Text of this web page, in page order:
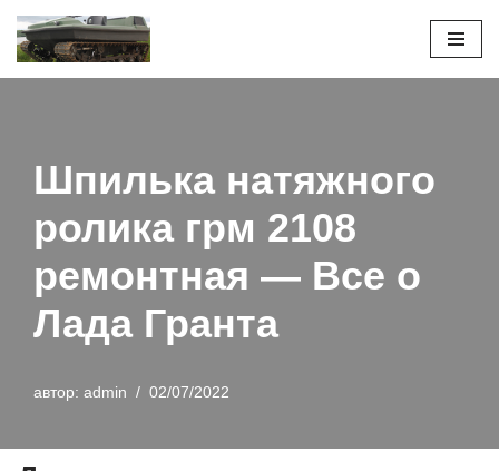
Перейти
Шпилька натяжного
ролика грм 2108
ремонтная — Все о
Лада Гранта
автор: admin 02/07/2022